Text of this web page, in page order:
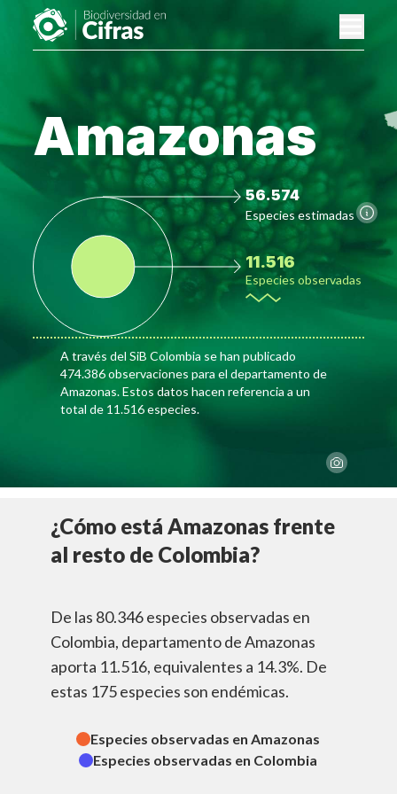
Amazonas
56.574
Especies estimadas
11.516
Especies observadas
A través del SiB Colombia se han publicado
474.386 observaciones para el departamento de
Amazonas. Estos datos hacen referencia a un
total de 11.516 especies.
¿Cómo está Amazonas frente
al resto de Colombia?
De las 80.346 especies observadas en
Colombia, departamento de Amazonas
aporta 11.516, equivalentes a 14.3%. De
estas 175 especies son endémicas.
Especies observadas enAmazonas
Especies observadas en Colombia